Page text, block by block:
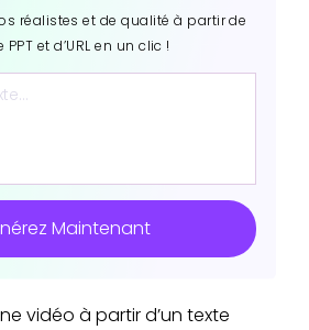
réalistes et de qualité à partir de
PPT et d’URL en un clic !
Maintenant
vidéo à partir d’un texte